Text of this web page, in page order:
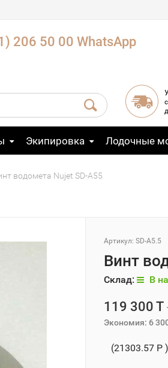
206 50 00 WhatsApp
Экипировка Лодочные
водомета Nujet SD-A55
Артикул: SD-A5.5
Винт
Склад: В
119 300 T
Экономия: 6
(21303.57 P )